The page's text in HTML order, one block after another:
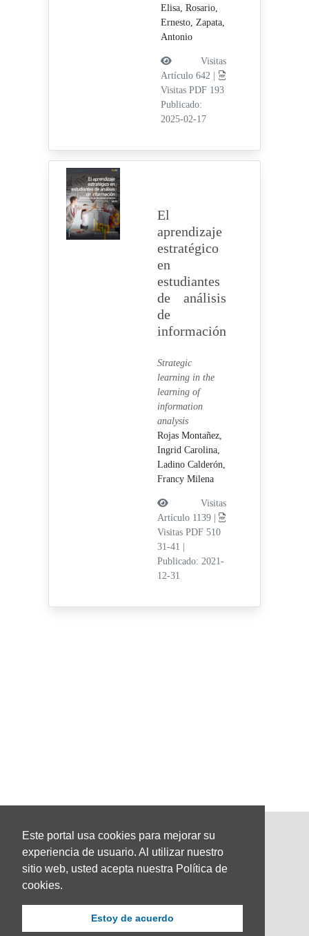
Este portal usa cookies para mejorar su
experiencia de usuario. Al utilizar nuestro
sitio web, usted acepta nuestra Política de
cookies.
Estoy de acuerdo
Elisa, Rosario,
Ernesto, Zapata,
Antonio
Visitas
Artículo 642 |
Visitas PDF 193
Publicado:
2025-02-17
El
aprendizaje
estratégico
en
estudiantes
de análisis
de
información
Strategic
learning in the
learning of
information
analysis
Rojas Montañez,
Ingrid Carolina,
Ladino Calderón,
Francy Milena
Visitas
Artículo 1139 |
Visitas PDF 510
31-41
Publicado: 2021-
12-31